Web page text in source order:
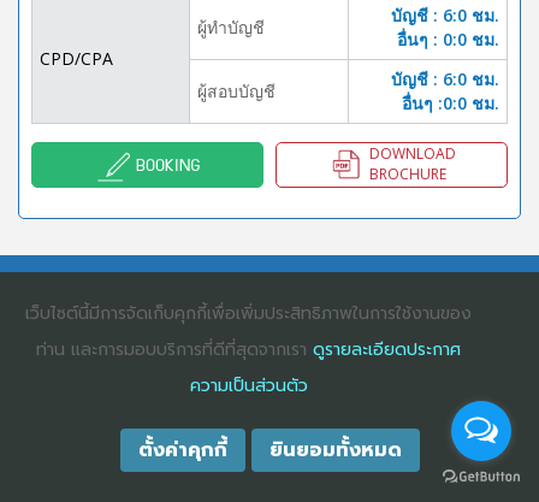
CPD/CPA
ผู้ทำบัญชี
บัญชี : 6:0 ชม.
อื่นๆ : 0:0 ชม.
ผู้สอบบัญชี
บัญชี : 6:0 ชม.
อื่นๆ :0:0 ชม.
BOOKING
DOWNLOAD
BROCHURE
RIGHTS RESERVED. E-COMMERCIAL REGISTRATION 0105529026680
เว็บไซต์นี้มีการจัดเก็บคุกกี้เพื่อเพิ่มประสิทธิภาพในการใช้งานของ
ท่าน และการมอบบริการที่ดีที่สุดจากเรา ดูรายละเอียดประกาศ
ความเป็นส่วนตัว
ตั้งค่าคุกกี้ ยินยอมทั้งหมด